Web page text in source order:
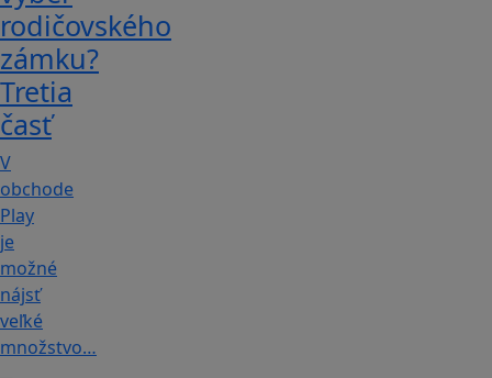
rodičovského
zámku?
Tretia
časť
V
obchode
Play
je
možné
nájsť
veľké
množstvo…